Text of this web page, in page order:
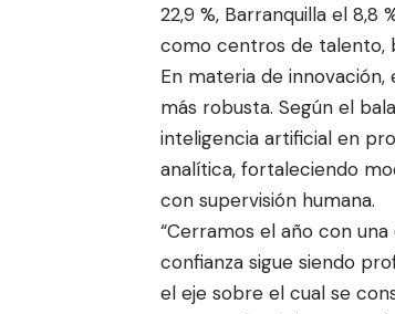
22,9 %, Barranquilla el 8,8
como centros de talento,
En materia de
más robusta. Según el
inteligencia artificial en
analítica, fortaleciendo
con supervisión humana.
“Cerramos el año con
confianza sigue siendo
el eje sobre el cual se